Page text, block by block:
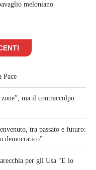
meloniano
Pace
ma il contraccolpo
tra passato e futuro:
democratico”
per gli Usa “E io